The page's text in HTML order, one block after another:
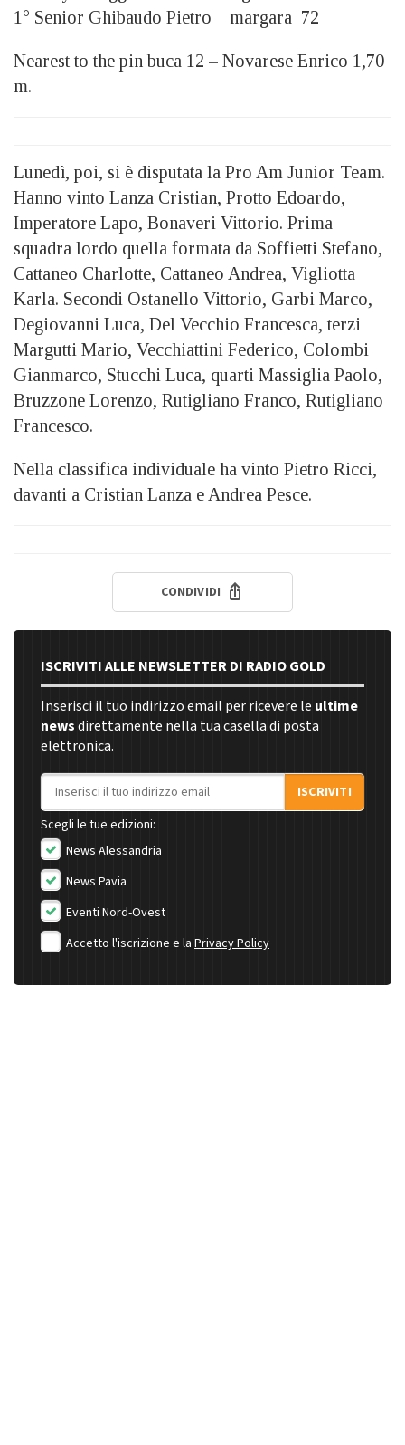
1° Senior Ghibaudo Pietro margara 72
Nearest to the pin buca 12 – Novarese Enrico 1,70
m.
Lunedì, poi, si è disputata la Pro Am Junior Team.
Hanno vinto Lanza Cristian, Protto Edoardo,
Imperatore Lapo, Bonaveri Vittorio. Prima
squadra lordo quella formata da Soffietti Stefano,
Cattaneo Charlotte, Cattaneo Andrea, Vigliotta
Karla. Secondi Ostanello Vittorio, Garbi Marco,
Degiovanni Luca, Del Vecchio Francesca, terzi
Margutti Mario, Vecchiattini Federico, Colombi
Gianmarco, Stucchi Luca, quarti Massiglia Paolo,
Bruzzone Lorenzo, Rutigliano Franco, Rutigliano
Francesco.
Nella classifica individuale ha vinto Pietro Ricci,
davanti a Cristian Lanza e Andrea Pesce.
CONDIVIDI
ISCRIVITI ALLE NEWSLETTER DI RADIO GOLD
Inserisci il tuo indirizzo email per ricevere le ultime
newsdirettamente nella tua casella di posta
elettronica.
Indirizzo email
ISCRIVITI
Scegli le tue edizioni:
News Alessandria
News Pavia
Eventi Nord-Ovest
Accetto l'iscrizione e la Privacy Policy